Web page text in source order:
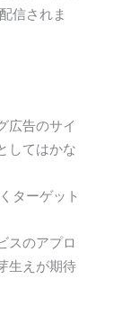
信されま
広告のサイ
してはかな
ターゲット
スのアプロ
生えが期待